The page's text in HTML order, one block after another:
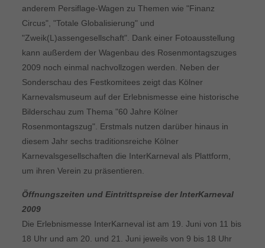
anderem Persiflage-Wagen zu Themen wie "Finanz
Circus", "Totale Globalisierung" und
"Zweik(L)assengesellschaft". Dank einer Fotoausstellung
kann außerdem der Wagenbau des Rosenmontagszuges
2009 noch einmal nachvollzogen werden. Neben der
Sonderschau des Festkomitees zeigt das Kölner
Karnevalsmuseum auf der Erlebnismesse eine historische
Bilderschau zum Thema "60 Jahre Kölner
Rosenmontagszug". Erstmals nutzen darüber hinaus in
diesem Jahr sechs traditionsreiche Kölner
Karnevalsgesellschaften die InterKarneval als Plattform,
um ihren Verein zu präsentieren.
Öffnungszeiten und Eintrittspreise der InterKarneval
2009
Die Erlebnismesse InterKarneval ist am 19. Juni von 11 bis
18 Uhr und am 20. und 21. Juni jeweils von 9 bis 18 Uhr